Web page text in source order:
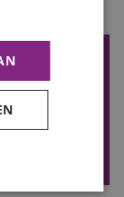
Schrijf je